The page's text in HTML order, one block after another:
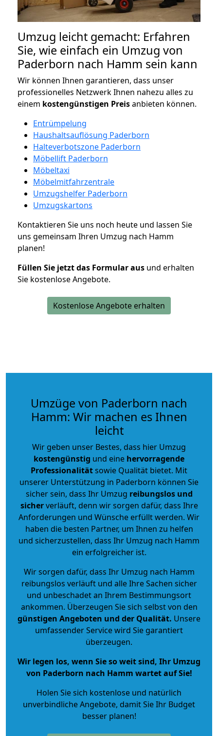
Umzug leicht gemacht: Erfahren
Sie, wie einfach ein Umzug von
Paderborn nach Hamm sein kann
Wir können Ihnen garantieren, dass unser
professionelles Netzwerk Ihnen nahezu alles zu
einem kostengünstigen Preisanbieten können.
Entrümpelung
Haushaltsauflösung Paderborn
Halteverbotszone Paderborn
Möbellift Paderborn
Möbeltaxi
Möbelmitfahrzentrale
Umzugshelfer Paderborn
Umzugskartons
Kontaktieren Sie uns noch heute und lassen Sie
uns gemeinsam Ihren Umzug nach Hamm
planen!
Füllen Sie jetzt das Formular aus und erhalten
Sie kostenlose Angebote.
Kostenlose Angebote erhalten
Umzüge von Paderborn nach
Hamm: Wir machen es Ihnen
leicht
Wir geben unser Bestes, dass hier Umzug
kostengünstig und eine hervorragende
Professionalitätsowie Qualität bietet. Mit
unserer Unterstützung in Paderborn können Sie
sicher sein, dass Ihr Umzug reibungslos und
sicherverläuft, denn wir sorgen dafür, dass Ihre
Anforderungen und Wünsche erfüllt werden. Wir
haben die besten Partner, um Ihnen zu helfen
und sicherzustellen, dass Ihr Umzug nach Hamm
ein erfolgreicher ist.
Wir sorgen dafür, dass Ihr Umzug nach Hamm
reibungslos verläuft und alle Ihre Sachen sicher
und unbeschadet an Ihrem Bestimmungsort
ankommen. Überzeugen Sie sich selbst von den
günstigen Angeboten und der Qualität. Unsere
umfassender Service wird Sie garantiert
überzeugen.
Wir legen los, wenn Sie so weit sind, Ihr Umzug
von Paderborn nach Hamm wartet auf Sie!
Holen Sie sich kostenlose und natürlich
unverbindliche Angebote, damit Sie Ihr Budget
besser planen!